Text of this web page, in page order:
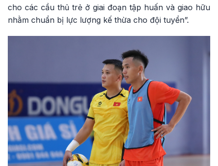
cho các cầu thủ trẻ ở giai đoạn tập huấn và giao hữu
nhằm chuẩn bị lực lượng kế thừa cho đội tuyển”.